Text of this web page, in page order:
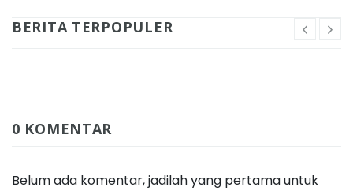
BERITA TERPOPULER
0 KOMENTAR
Belum ada komentar, jadilah yang pertama untuk